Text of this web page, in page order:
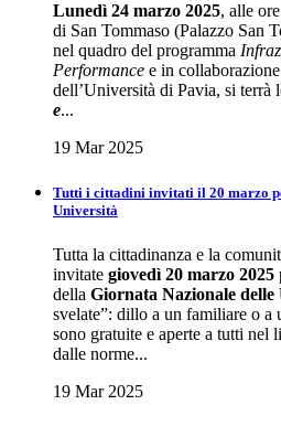
Lunedì 24 marzo 2025, alle
di San Tommaso (Palazzo San
nel quadro del programma
Performance e in
dell’Università di Pavia, si terrà
e...
19 Mar 2025
Tutti i cittadini invitati il 20 marzo
Università
Tutta la cittadinanza e la
invitate giovedì 20 marzo 2025
della Giornata Nazionale delle
svelate”: dillo a un familiare o
sono gratuite e aperte a tutti nel
dalle norme...
19 Mar 2025